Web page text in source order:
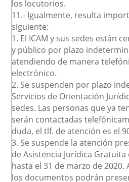
los locutorios.
11.- Igualmente, resulta
siguiente:
1. El ICAM y sus sedes están
y público por plazo
atendiendo de manera
electrónico.
2. Se suspenden por plazo
Servicios de Orientación
sedes. Las personas que ya
serán contactadas
duda, el tlf. de atención es el
3. Se suspende la atención
de Asistencia Jurídica
hasta el 31 de marzo de 2020.
los documentos podrán